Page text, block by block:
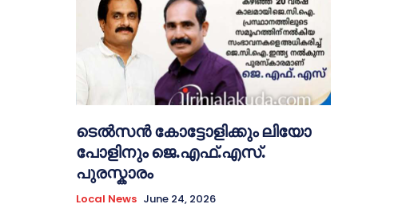
ടെൽസൻ കോട്ടോളിക്കും ലിയോ
പോളിനും ജെ.എഫ്.എസ്.
പുരസ്കാരം
Local News June 24, 2026